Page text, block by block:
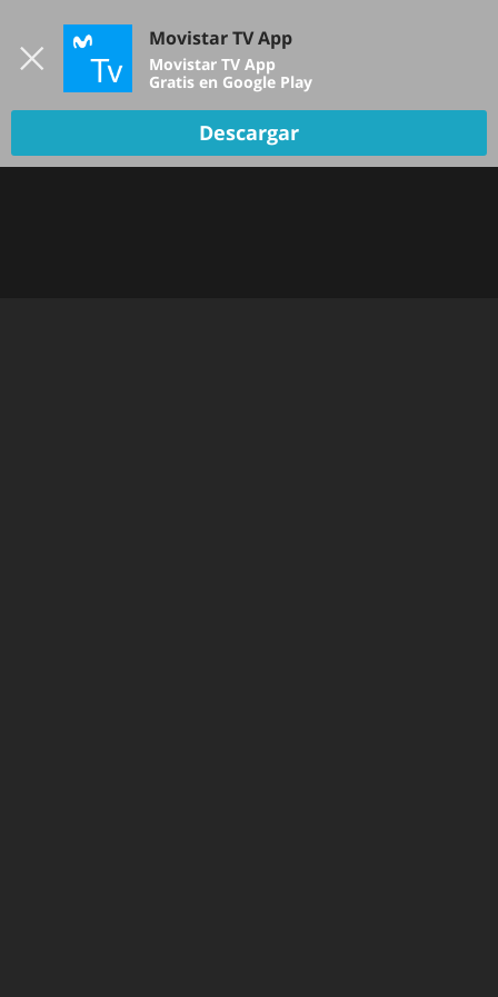
TV EN VIVO
Movistar TV App
Movistar TV App
Gratis en Google Play
Descargar